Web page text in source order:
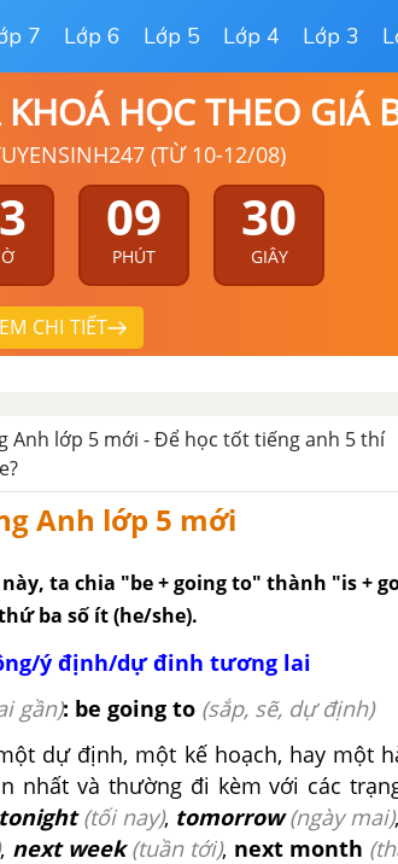
7 Lớp 6 Lớp 5 Lớp 4 Lớp 3
HỌC THEO GIÁ
(TỪ 10-12/08)
09
PHÚT
29
GIÂY
CHI TIẾT
Anh lớp 5 mới - Để học tốt tiếng anh 5 thí
Anh lớp 5 mới
ta chia "be + going to" thành "is +
ba số ít (he/she).
ý định/dự đinh tương lai
gần): be going to (sắp, sẽ, dự định)
dự định, một kế hoạch, hay một
nhất và thường đi kèm với các
tonight (tối nay), tomorrow (ngày mai),
, next week (tuần tới), next month